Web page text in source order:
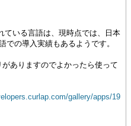
ている言語は、現時点では、日本
での導入実績もあるようです。
ありますのでよかったら使って
gallery/apps/19